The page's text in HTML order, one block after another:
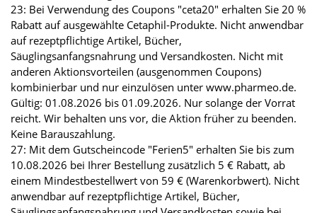
23: Bei Verwendung des Coupons "ceta20" erhalten Sie 20 %
Rabatt auf ausgewählte Cetaphil-Produkte. Nicht anwendbar
auf rezeptpflichtige Artikel, Bücher,
Säuglingsanfangsnahrung und Versandkosten. Nicht mit
anderen Aktionsvorteilen (ausgenommen Coupons)
kombinierbar und nur einzulösen unter www.pharmeo.de.
Gültig: 01.08.2026 bis 01.09.2026. Nur solange der Vorrat
reicht. Wir behalten uns vor, die Aktion früher zu beenden.
Keine Barauszahlung.
27: Mit dem Gutscheincode "Ferien5" erhalten Sie bis zum
10.08.2026 bei Ihrer Bestellung zusätzlich 5 € Rabatt, ab
einem Mindestbestellwert von 59 € (Warenkorbwert). Nicht
anwendbar auf rezeptpflichtige Artikel, Bücher,